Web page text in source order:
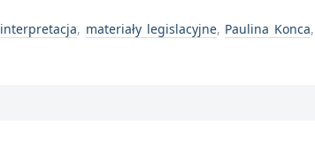
interpretacja, materiały legislacyjne, Paulina Konca,